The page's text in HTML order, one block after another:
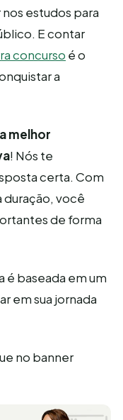
estudos para
E contar
concurso é o
a
a melhor
! Nós te
certa. Com
duração, você
de forma
é baseada em um
em sua jornada
no banner